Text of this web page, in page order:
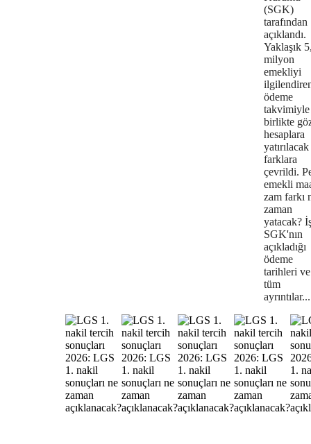
(SGK)
tarafından
açıklandı.
Yaklaşık
milyon
emekliyi
ödeme
takvimiyle
birlikte
hesaplara
yatırılacak
farklara
çevrildi.
emekli
zam farkı
zaman
yatacak?
SGK'nın
açıkladığı
ödeme
tarihleri ve
tüm
ayrıntılar...